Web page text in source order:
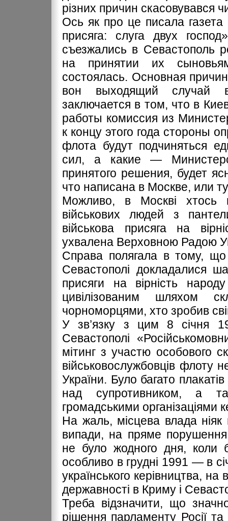
різних причин скасовувався
Ось як про це писала
присяга: слуга двух
съезжались в Севастополь
на принятии их
состоялась. Основная
вон выходящий случай
заключается в том, что в
работы комиссия из
к концу этого года стороны
флота будут подчиняться
сил, а какие —
принятого решения, будет
что написана в Москве, или
Можливо, в Москві хтось
військових людей з
військова присяга на
ухвалена Верховною Радою
Справа полягала в тому,
Севастополі докладалися
присяги на вірність
цивілізованим шляхом
чорноморцями, хто зробив
У зв’язку з цим 8 січня
Севастополі
мітинг з участю особового
військовослужбовців флоту
України. Було багато
над супротивником, а
громадськими організаціями
На жаль, місцева влада ніяк
випади, на пряме порушення
не було жодного дня, коли
особливо в грудні 1991 — в
українського керівництва,
державності в Криму і
Треба відзначити, що
рішення парламенту Росії